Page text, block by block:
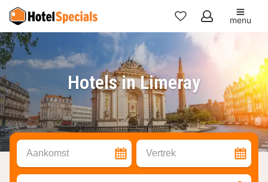
Mijn
favorieten
menu
Hotels in Limeray
Aankomst Vertrek